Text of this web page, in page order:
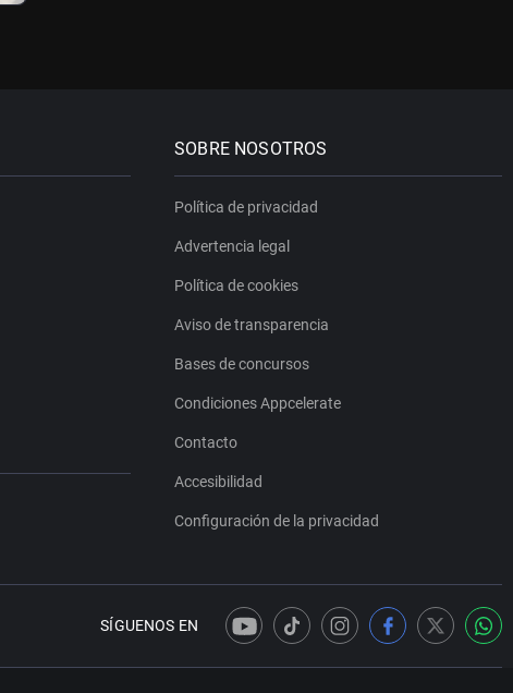
SOBRE NOSOTROS
Política de privacidad
Advertencia legal
Política de cookies
Aviso de transparencia
Bases de concursos
Condiciones Appcelerate
Contacto
Accesibilidad
Configuración de la privacidad
SÍGUENOS EN